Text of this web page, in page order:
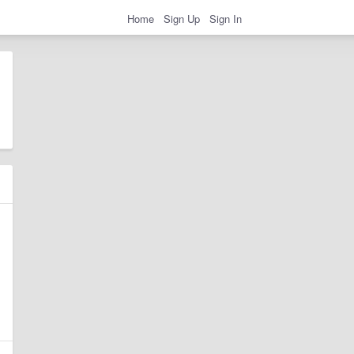
Home Sign Up Sign In